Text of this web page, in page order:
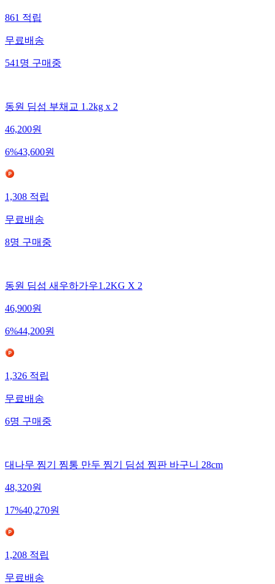
861 적립
무료배송
541 명 구매중
동원 딤섬 부채교 1.2kg x 2
46,200원
6%43,600원
1,308 적립
무료배송
8명 구매중
동원 딤섬 새우하가우1.2KG X 2
46,900원
6%44,200원
1,326 적립
무료배송
6명 구매중
대나무 찜기 찜통 만두 찜기 딤섬 찜판 바구니 28cm
48,320원
17%40,270원
1,208 적립
무료배송